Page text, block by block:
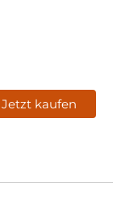
Jetzt kaufen